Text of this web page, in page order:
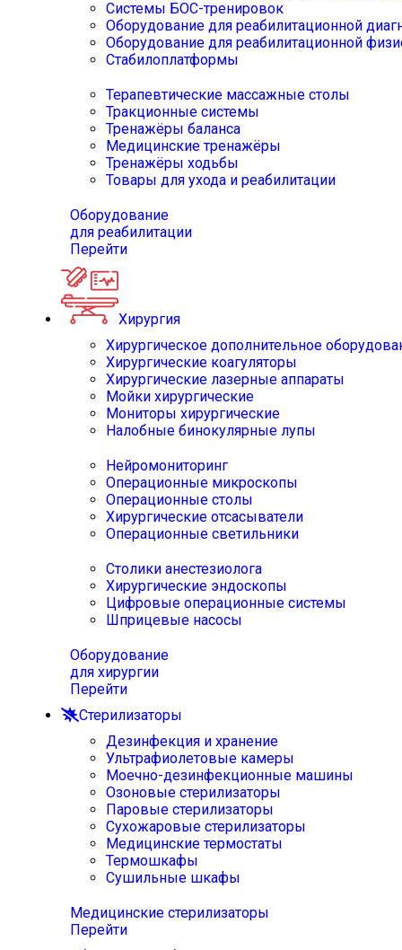
Системы БОС-тренировок
Оборудование для реабилитационной
Оборудование для реабилитационной
Стабилоплатформы
Терапевтические массажные столы
Тракционные системы
Тренажёры баланса
Медицинские тренажёры
Тренажёры ходьбы
Товары для ухода и реабилитации
Оборудование
для реабилитации
Перейти
Хирургия
Хирургическое дополнительное
Хирургические коагуляторы
Хирургические лазерные аппараты
Мойки хирургические
Мониторы хирургические
Налобные бинокулярные лупы
Нейромониторинг
Операционные микроскопы
Операционные столы
Хирургические отсасыватели
Операционные светильники
Столики анестезиолога
Хирургические эндоскопы
Цифровые операционные системы
Шприцевые насосы
Оборудование
для хирургии
Перейти
Стерилизаторы
Дезинфекция и хранение
Ультрафиолетовые камеры
Моечно-дезинфекционные машины
Озоновые стерилизаторы
Паровые стерилизаторы
Сухожаровые стерилизаторы
Медицинские термостаты
Термошкафы
Сушильные шкафы
Медицинские стерилизаторы
Перейти